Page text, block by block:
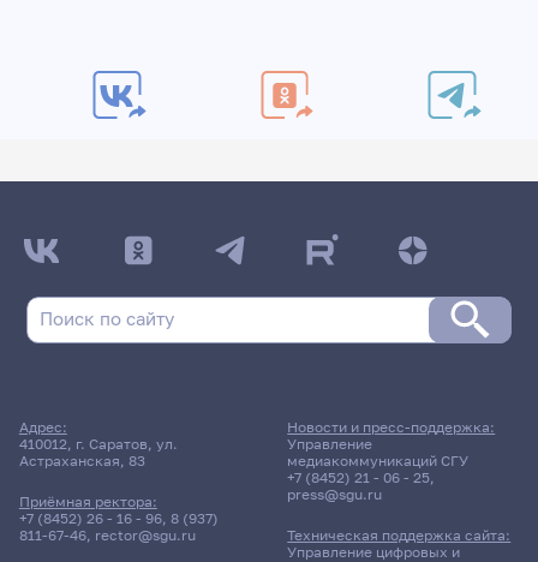
Адрес:
410012, г. Саратов, ул.
Астраханская, 83
Приёмная ректора:
+7 (8452) 26 - 16 - 96, 8 (937)
811-67-46, rector@sgu.ru
Новости и пресс-поддержка:
Управление
медиакоммуникаций СГУ
+7 (8452) 21 - 06 - 25,
press@sgu.ru
Техническая поддержка сайта:
Управление цифровых и